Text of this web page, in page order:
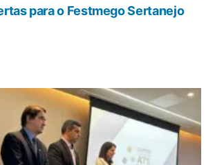
para o Festmego Sertanejo